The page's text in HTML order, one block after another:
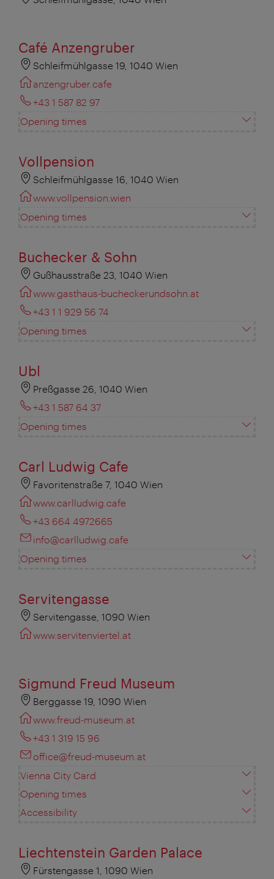
Café Anzengruber
Schleifmühlgasse 19, 1040 Wien
anzengruber.cafe
+43 1 587 82 97
Opening times
Vollpension
Schleifmühlgasse 16, 1040 Wien
www.vollpension.wien
Opening times
Buchecker & Sohn
Gußhausstraße 23, 1040 Wien
www.gasthaus-bucheckerundsohn.at
+43 1 1 929 56 74
Opening times
Ubl
Preßgasse 26, 1040 Wien
+43 1 587 64 37
Opening times
Carl Ludwig Cafe
Favoritenstraße 7, 1040 Wien
www.carlludwig.cafe
+43 664 4972665
info@carlludwig.cafe
Opening times
Servitengasse
Servitengasse, 1090 Wien
www.servitenviertel.at
Sigmund Freud Museum
Berggasse 19, 1090 Wien
www.freud-museum.at
+43 1 319 15 96
office@freud-museum.at
Vienna City Card
Opening times
Accessibility
Liechtenstein Garden Palace
Fürstengasse 1, 1090 Wien